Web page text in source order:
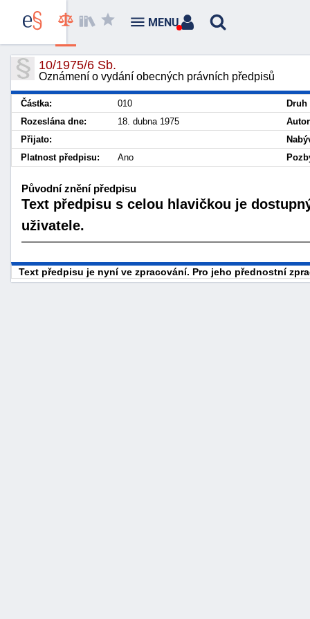
10/1975/6 Sb.
Oznámení o vydání obecných právních předpisů
Částka: 010
Rozeslána dne:
18. dubna 1975
Přijato:
Platnost předpisu:
Ano
Původní znění předpisu
Text předpisu s celou hlavičkou je
uživatele.
Text předpisu je nyní ve zpracování. Pro jeho přednostní
MENU